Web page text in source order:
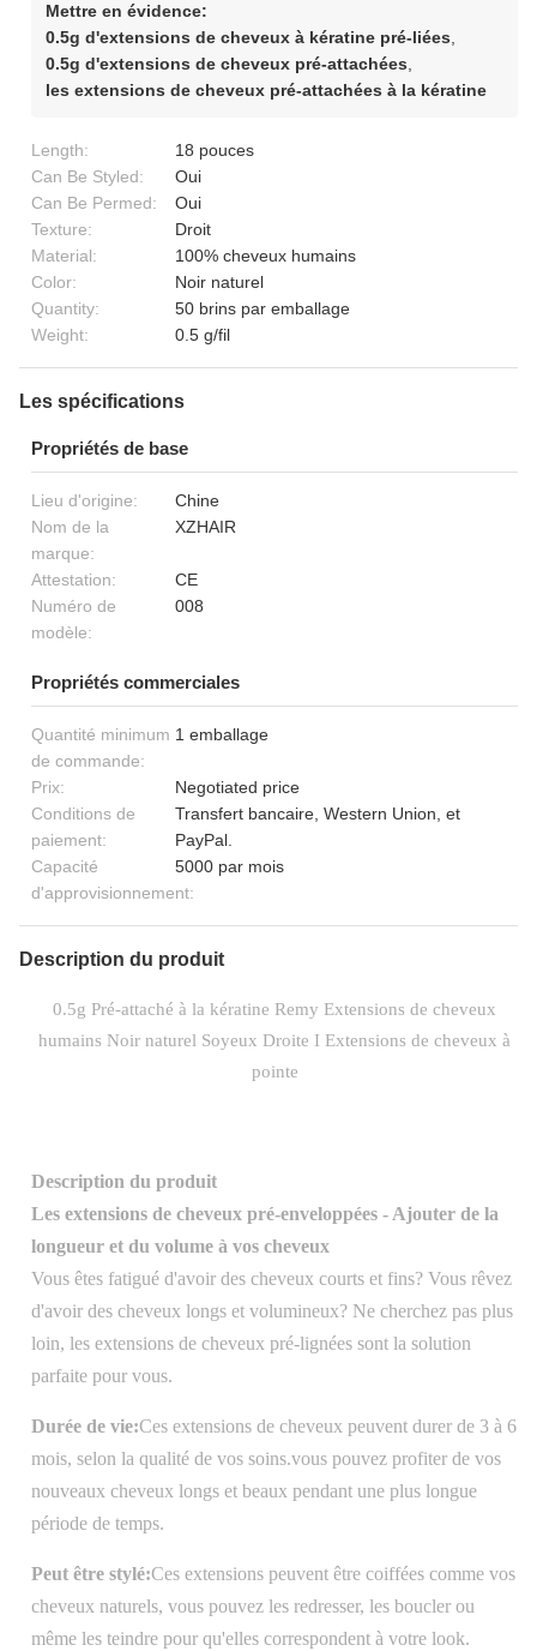
Mettre en évidence:
0.5g d'extensions de cheveux à kératine pré-liées
0.5g d'extensions de cheveux pré-attachées
les extensions de cheveux pré-attachées à la kératine
Length:
18 pouces
Can Be Styled:
Oui
Can Be Permed:
Oui
Texture:
Droit
Material:
100% cheveux humains
Color:
Noir naturel
Quantity:
50 brins par emballage
Weight:
0.5 g/fil
Les spécifications
Propriétés de base
Lieu d'origine:
Chine
Nom de la
marque:
XZHAIR
Attestation:
CE
Numéro de
modèle:
008
Propriétés commerciales
Quantité minimum
de commande:
1 emballage
Prix:
Negotiated price
Conditions de
paiement:
Transfert bancaire, Western Union, et
PayPal.
Capacité
d'approvisionnement:
5000 par mois
Description du produit
0.5g Pré-attaché à la kératine Remy Extensions de cheveux
humains Noir naturel Soyeux Droite I Extensions de cheveux à
pointe
Description du produit
Les extensions de cheveux pré-enveloppées - Ajouter de la
longueur et du volume à vos cheveux
Vous êtes fatigué d'avoir des cheveux courts et fins? Vous rêvez
d'avoir des cheveux longs et volumineux? Ne cherchez pas plus
loin, les extensions de cheveux pré-lignées sont la solution
parfaite pour vous.
Durée de vie:Ces extensions de cheveux peuvent durer de 3 à 6
mois, selon la qualité de vos soins.vous pouvez profiter de vos
nouveaux cheveux longs et beaux pendant une plus longue
période de temps.
Peut être stylé:Ces extensions peuvent être coiffées comme vos
cheveux naturels, vous pouvez les redresser, les boucler ou
même les teindre pour qu'elles correspondent à votre look.